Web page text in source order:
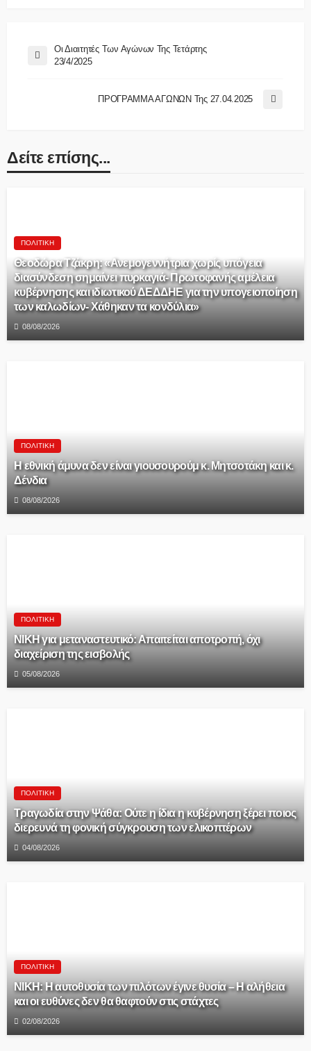
Οι Διαιτητές Των Αγώνων Της Τετάρτης
23/4/2025
ΠΡΟΓΡΑΜΜΑ ΑΓΩΝΩΝ Της 27.04.2025
Δείτε επίσης...
ΠΟΛΙΤΙΚΉ
Θεοδώρα Τζάκρη: «Ανεμογεννήτρια χωρίς υπόγεια
διασύνδεση σημαίνει πυρκαγιά- Πρωτοφανής αμέλεια
κυβέρνησης και ιδιωτικού ΔΕΔΔΗΕ για την υπογειοποίηση
των καλωδίων- Χάθηκαν τα κονδύλια»
08/08/2026
ΠΟΛΙΤΙΚΉ
Η εθνική άμυνα δεν είναι γιουσουρούμ κ. Μητσοτάκη και κ.
Δένδια
08/08/2026
ΠΟΛΙΤΙΚΉ
ΝΙΚΗ για μεταναστευτικό: Απαιτείται αποτροπή, όχι
διαχείριση της εισβολής
05/08/2026
ΠΟΛΙΤΙΚΉ
Τραγωδία στην Ψάθα: Ούτε η ίδια η κυβέρνηση ξέρει ποιος
διερευνά τη φονική σύγκρουση των ελικοπτέρων
04/08/2026
ΠΟΛΙΤΙΚΉ
ΝΙΚΗ: Η αυτοθυσία των πιλότων έγινε θυσία – Η αλήθεια
και οι ευθύνες δεν θα θαφτούν στις στάχτες
02/08/2026